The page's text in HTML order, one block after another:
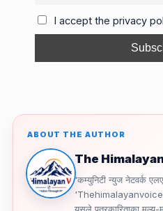
o
o
k
s
I accept the privacy
ABOUT THE AUTHOR
The
'कम्युनिटी न्युज नेटवर्क